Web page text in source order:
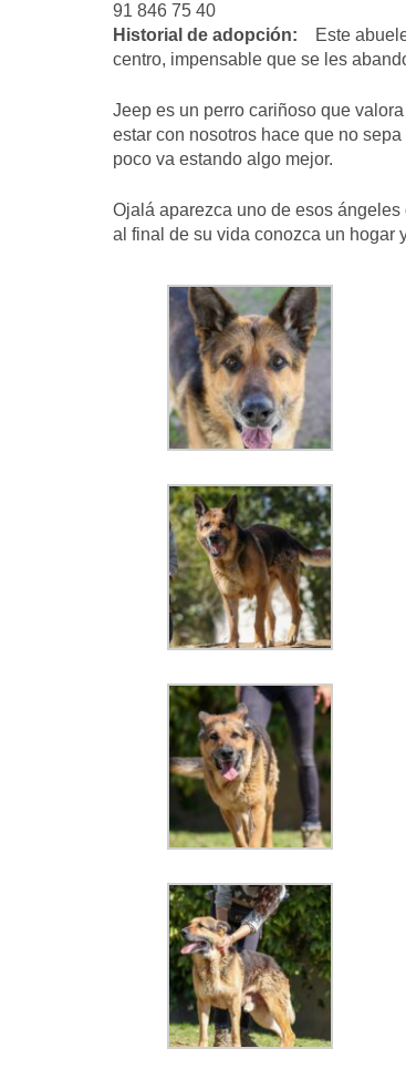
91 846 75 40
Historial de adopción:
Este
centro, impensable que se les
Jeep es un perro cariñoso que
estar con nosotros hace que no
poco va estando algo mejor.
Ojalá aparezca uno de esos
al final de su vida conozca un hogar